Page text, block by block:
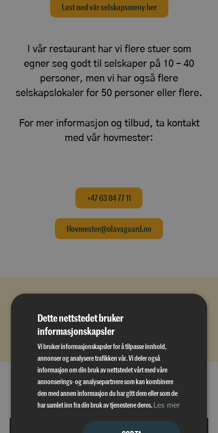
Last ned vår selskapsmeny her
I vår restaurant har vi flere stuer som
egner seg godt til selskaper på 10 – 40
personer, men vi har også flere
selskapslokaler for 50 personer eller flere.
For mer informasjon og tilbud, ta kontakt
med vår hovmester:
+47 63 84 77 11
Hovmester@olavsgaard.no
Olavsgaard!
Dette sier våre gjester
Dette nettstedet bruker
informasjonskapsler
Vi bruker informasjonskapsler for å tilpasse innhold,
annonser og analysere trafikken vår. Vi deler også
informasjon om din bruk av nettstedet vårt med våre
annonserings- og analysepartnere som kan kombinere
den med annen informasjon du har gitt dem eller som de
har samlet inn fra din bruk av tjenestene deres.
Les mer